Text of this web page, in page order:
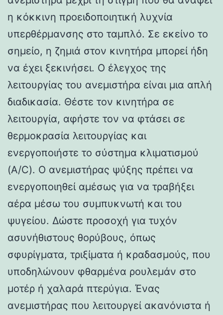
η κόκκινη προειδοποιητική λυχνία
υπερθέρμανσης στο ταμπλό. Σε εκείνο το
σημείο, η ζημιά στον κινητήρα μπορεί ήδη
να έχει ξεκινήσει. Ο έλεγχος της
λειτουργίας του ανεμιστήρα είναι μια απλή
διαδικασία. Θέστε τον κινητήρα σε
λειτουργία, αφήστε τον να φτάσει σε
θερμοκρασία λειτουργίας και
ενεργοποιήστε το σύστημα κλιματισμού
(A/C). Ο ανεμιστήρας ψύξης πρέπει να
ενεργοποιηθεί αμέσως για να τραβήξει
αέρα μέσω του συμπυκνωτή και του
ψυγείου. Δώστε προσοχή για τυχόν
ασυνήθιστους θορύβους, όπως
σφυρίγματα, τριξίματα ή κραδασμούς, που
υποδηλώνουν φθαρμένα ρουλεμάν στο
μοτέρ ή χαλαρά πτερύγια. Ένας
ανεμιστήρας που λειτουργεί ακανόνιστα ή